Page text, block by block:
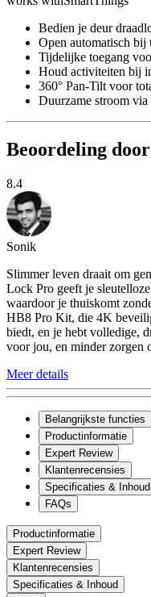
Bedien je deur
Open automatisch bij
Tijdelijke toegang
Houd activiteiten bij
360° Pan-Tilt voor
Duurzame stroom via
Beoordeling
8.4
Sonik
Slimmer leven draait om
Lock Pro geeft je
waardoor je thuiskomt
HB8 Pro Kit, die 4K
biedt, en je hebt volledige,
voor jou, en minder zorgen
Meer details
Belangrijkste functies
Productinformatie
Expert Review
Klantenrecensies
Specificaties & Inhoud
FAQs
Productinformatie
Expert Review
Klantenrecensies
Specificaties & Inhoud